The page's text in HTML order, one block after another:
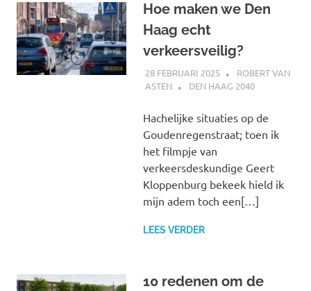
Hoe maken we Den
Haag echt
verkeersveilig?
28 FEBRUARI 2025
ROBERT VAN
ASTEN
DEN HAAG 2040
Hachelijke situaties op de
Goudenregenstraat; toen ik
het filmpje van
verkeersdeskundige Geert
Kloppenburg bekeek hield ik
mijn adem toch een[…]
LEES VERDER
10 redenen om de